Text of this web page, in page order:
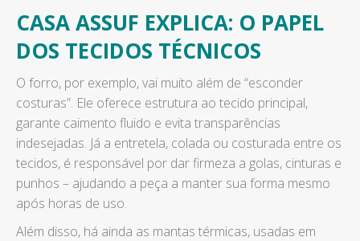
CASA ASSUF EXPLICA: O PAPEL
DOS TECIDOS TÉCNICOS
O forro, por exemplo, vai muito além de “esconder
costuras”. Ele oferece estrutura ao tecido principal,
garante caimento fluido e evita transparências
indesejadas. Já a entretela, colada ou costurada entre os
tecidos, é responsável por dar firmeza a golas, cinturas e
punhos – ajudando a peça a manter sua forma mesmo
após horas de uso.
Além disso, há ainda as mantas térmicas, usadas em